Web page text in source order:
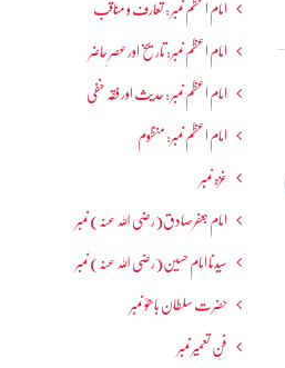
امام اعظم نمبر : تعارف و مناقب
امام اعظم نمبر: تاریخ اور عصرِ حاضر
امام اعظم نمبر : حدیث اور فقہ حنفی
امام اعظم نمبر: منظوم
غزہ نمبر
امام جعفرصادق(رضی اللہ عنہ) نمبر
سیدنا امام حسین(رضی اللہ عنہ) نمبر
حضرت سلطان باھوؒ نمبر
فنِ تعمیر نمبر